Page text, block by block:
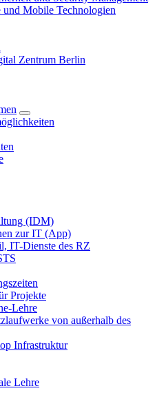
und Mobile Technologien
Zentrum Berlin
(IDM)
zur IT (App)
IT-Dienste des RZ
Projekte
Lehre
von außerhalb des
Infrastruktur
Lehre